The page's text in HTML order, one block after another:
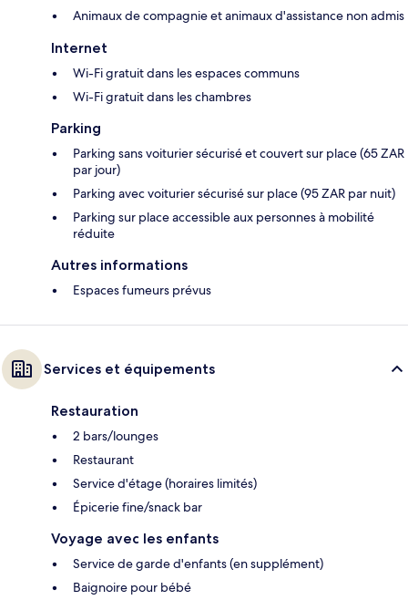
Animaux de compagnie et animaux d'assistance non admis
Internet
Wi-Fi gratuit dans les espaces communs
Wi-Fi gratuit dans les chambres
Parking
Parking sans voiturier sécurisé et couvert sur place (65 ZAR
par jour)
Parking avec voiturier sécurisé sur place (95 ZAR par nuit)
Parking sur place accessible aux personnes à mobilité
réduite
Autres informations
Espaces fumeurs prévus
Services et équipements
Restauration
2 bars/lounges
Restaurant
Service d'étage (horaires limités)
Épicerie fine/snack bar
Voyage avec les enfants
Service de garde d'enfants (en supplément)
Baignoire pour bébé